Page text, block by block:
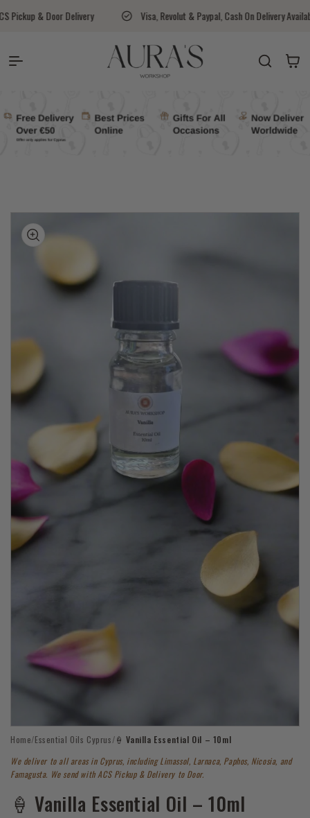
Skip to content
Visa, Revolut & Paypal, Cash On Delivery Available Aura's
Auras Workshop Cart
to
media
in
modal
Home/Essential Oils Cyprus/🍦 Vanilla Essential Oil – 10ml
We deliver to all areas in Cyprus, including Limassol, Larnaca, Paphos, Nicosia, and
Famagusta. We send with ACS Pickup & Delivery to Door.
🍦 Vanilla Essential Oil – 10ml